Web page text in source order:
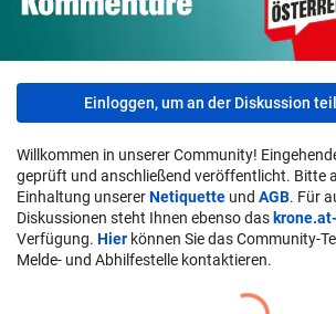
Einloggen, um an der Diskussion
Willkommen in unserer Community!
geprüft und anschließend veröffentlicht. Bitte
Einhaltung unsererNetiquette und AGB. Für
Diskussionen steht Ihnen ebenso das
Verfügung. Hier können Sie das Community-
Melde- und Abhilfestelle kontaktieren.